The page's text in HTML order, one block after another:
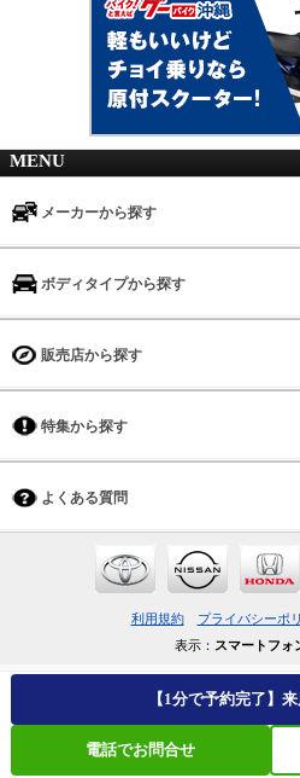
【1分で予約完了】
電話でお問合せ
MENU
メーカーから探す
ボディタイプから探す
販売店から探す
特集から探す
よくある質問
利用規約 プライバシーポ
表示： スマートフォ